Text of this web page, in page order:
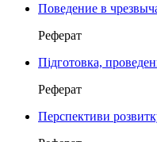
Поведение в
Реферат
Підготовка,
Реферат
Перспективи